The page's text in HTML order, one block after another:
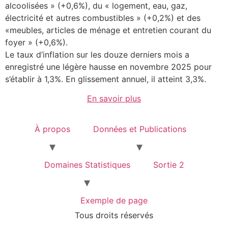
alcoolisées » (+0,6%), du « logement, eau, gaz,
électricité et autres combustibles » (+0,2%) et des
«meubles, articles de ménage et entretien courant du
foyer » (+0,6%).
Le taux d’inflation sur les douze derniers mois a
enregistré une légère hausse en novembre 2025 pour
s’établir à 1,3%. En glissement annuel, il atteint 3,3%.
En savoir plus
À propos Données et Publications
Domaines Statistiques Sortie 2
Exemple de page
Tous droits réservés